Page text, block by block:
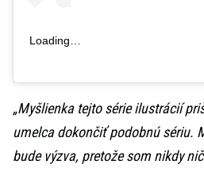
Loading…
„Myšlienka tejto série ilustrácií
umelca dokončiť podobnú sériu.
bude výzva, pretože som nikdy